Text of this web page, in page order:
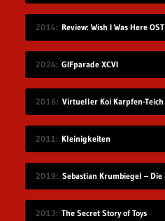
2014 Review: Wish I Was Here OST
2024 GIFparade XCVI
2016 Virtueller Koi Karpfen-Teich
2011 Kleinigkeiten
2019
2013 The Secret Story of Toys